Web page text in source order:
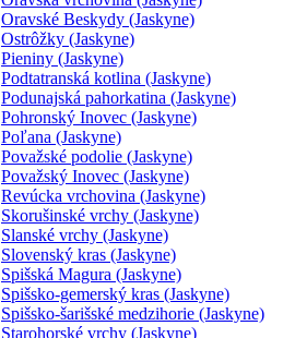
Oravské Beskydy (Jaskyne)
Ostrôžky (Jaskyne)
Pieniny (Jaskyne)
Podtatranská kotlina (Jaskyne)
Podunajská pahorkatina (Jaskyne)
Pohronský Inovec (Jaskyne)
Poľana (Jaskyne)
Považské podolie (Jaskyne)
Považský Inovec (Jaskyne)
Revúcka vrchovina (Jaskyne)
Skorušinské vrchy (Jaskyne)
Slanské vrchy (Jaskyne)
Slovenský kras (Jaskyne)
Spišská Magura (Jaskyne)
Spišsko-gemerský kras (Jaskyne)
Spišsko-šarišské medzihorie (Jaskyne)
Starohorské vrchy (Jaskyne)